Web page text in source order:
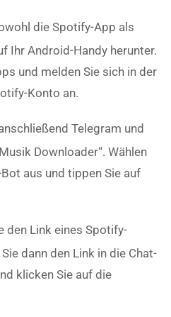
die Spotify-App als
Ihr Android-Handy herunter.
und melden Sie sich in der
Konto an.
Telegram und
Downloader“. Wählen
aus und tippen Sie auf
den Link eines Spotify-
dann den Link in die Chat-
klicken Sie auf die